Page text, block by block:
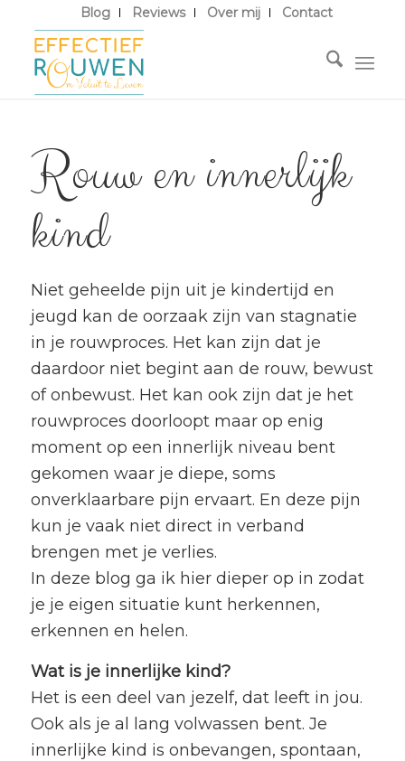
Blog Reviews Over mij Contact
Rouw en innerlijk
kind
Niet geheelde pijn uit je kindertijd en
jeugd kan de oorzaak zijn van stagnatie
in je rouwproces. Het kan zijn dat je
daardoor niet begint aan de rouw, bewust
of onbewust. Het kan ook zijn dat je het
rouwproces doorloopt maar op enig
moment op een innerlijk niveau bent
gekomen waar je diepe, soms
onverklaarbare pijn ervaart. En deze pijn
kun je vaak niet direct in verband
brengen met je verlies.
In deze blog ga ik hier dieper op in zodat
je je eigen situatie kunt herkennen,
erkennen en helen.
Wat is je innerlijke kind?
Het is een deel van jezelf, dat leeft in jou.
Ook als je al lang volwassen bent. Je
innerlijke kind is onbevangen, spontaan,